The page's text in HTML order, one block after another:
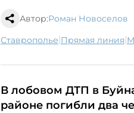
Автор:Роман Новоселов
Ставрополье| Прямая линия|
В лобовом ДТП в
районе погибли два